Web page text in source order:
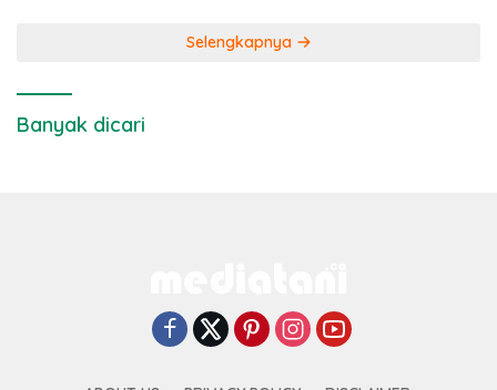
Selengkapnya
Banyak dicari